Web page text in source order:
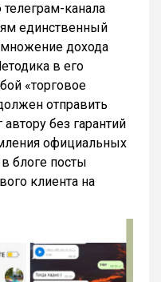
телеграм-канала
единственный
дохода
в его
«торговое
отправить
без гарантий
официальных
блоге посты
клиента на